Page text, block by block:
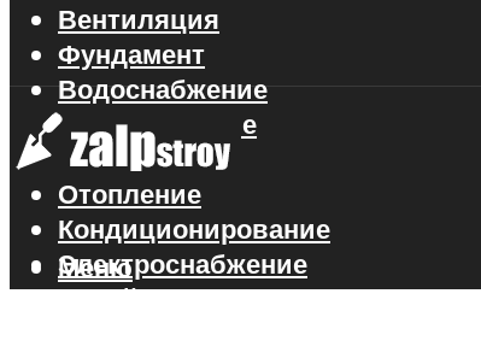
Вентиляция
Фундамент
Водоснабжение
Газоснабжение
Канализация
Отопление
Кондиционирование
Электроснабжение
Стройматериалы
Меню